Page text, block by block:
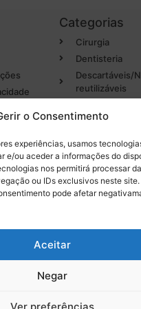
o Consentimento
experiências, usamos
e/ou aceder a informações do
nos permitirá processar
ou IDs exclusivos neste
pode afetar
Aceitar
Negar
Ver preferências
Categorias
Cirurgia
Dentisteria
Descartáveis/
reutilizáveis
Desinfectantes
Entregas em
de produtos em
nacional)